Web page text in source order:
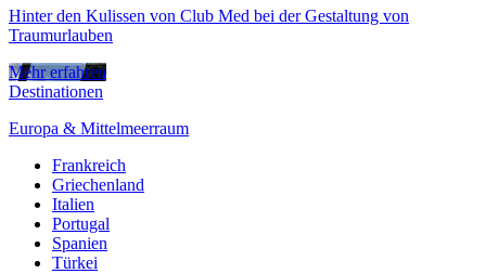
Hinter den Kulissen von Club Med bei der Gestaltung von
Traumurlauben
Mehr erfahren
Destinationen
Europa & Mittelmeerraum
Frankreich
Griechenland
Italien
Portugal
Spanien
Türkei